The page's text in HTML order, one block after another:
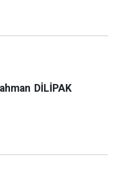
DİLİPAK